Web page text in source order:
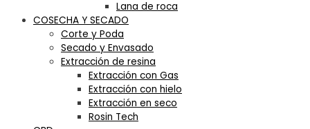
Lana de roca
COSECHA Y SECADO
Corte y Poda
Secado y Envasado
Extracción de resina
Extracción con Gas
Extracción con hielo
Extracción en seco
Rosin Tech